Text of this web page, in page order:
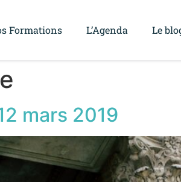
Formations L’Agenda Le
mars 2019